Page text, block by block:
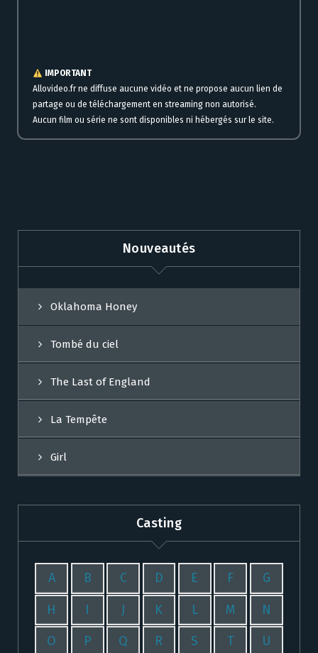
IMPORTANT
Allovideo.fr ne diffuse aucune vidéo et ne propose aucun lien de
partage ou de téléchargement en streaming non autorisé.
Aucun film ou série ne sont disponibles ni hébergés sur le site.
Nouveautés
Oklahoma Honey
Tombé du ciel
The Last of England
La Tempête
Girl
Casting
A B C D E F G
H I J K L M N
O P Q R S T U